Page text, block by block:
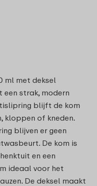
ml met deksel
strak, modern
blijft de kom
kloppen of kneden.
blijven er geen
De kom is
en een
ideaal voor het
De deksel maakt